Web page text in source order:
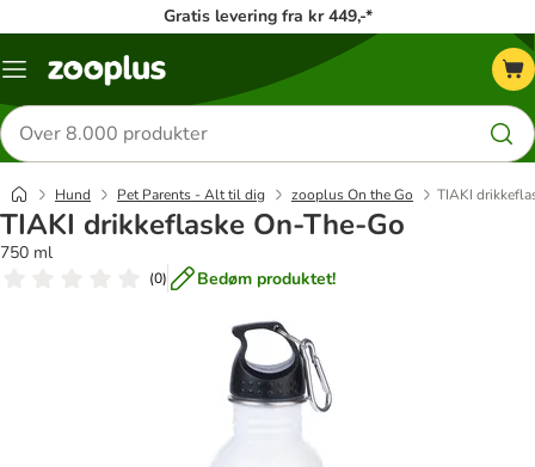
Gratis levering fra kr 449,-*
Menu
Søg
efter
produkter
Hund Pet Parents - Alt til dig zooplus On the Go TIAKI
TIAKI drikkeflaske On-The-Go
750 ml
(0) Bedøm produktet!